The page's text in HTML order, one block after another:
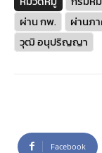
ผ่าน กพ.
ผ่านภ
วุฒิ อนุปริญญา
Facebook